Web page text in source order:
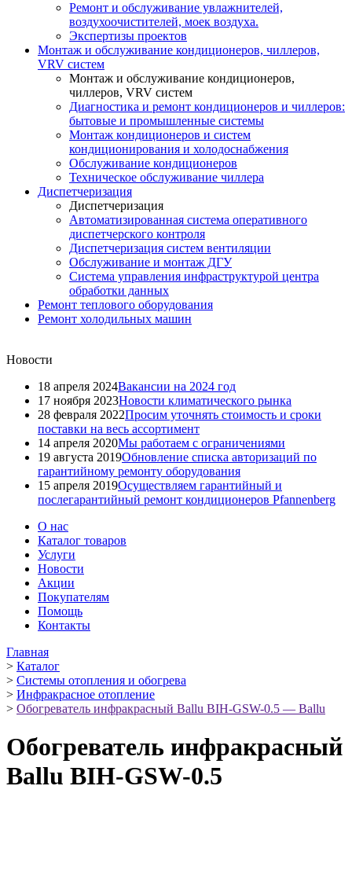
Ремонт и обслуживание увлажнителей,
воздухоочистителей, моек воздуха.
Экспертизы проектов
Монтаж и обслуживание кондиционеров, чиллеров,
VRV систем
Монтаж и обслуживание кондиционеров,
чиллеров, VRV систем
Диагностика и ремонт кондиционеров и чиллеров:
бытовые и промышленные системы
Монтаж кондиционеров и систем
кондиционирования и холодоснабжения
Обслуживание кондиционеров
Техническое обслуживание чиллера
Диспетчеризация
Диспетчеризация
Автоматизированная система оперативного
диспетчерского контроля
Диспетчеризация систем вентиляции
Обслуживание и монтаж ДГУ
Система управления инфраструктурой центра
обработки данных
Ремонт теплового оборудования
Ремонт холодильных машин
Новости
18 апреля 2024Вакансии на 2024 год
17 ноября 2023Новости климатического рынка
28 февраля 2022Просим уточнять стоимость и сроки
поставки на весь ассортимент
14 апреля 2020Мы работаем с ограничениями
19 августа 2019Обновление списка авторизаций по
гарантийному ремонту оборудования
15 апреля 2019Осуществляем гарантийный и
послегарантийный ремонт кондиционеров Pfannenberg
О нас
Каталог товаров
Услуги
Новости
Акции
Покупателям
Помощь
Контакты
Главная
> Каталог
> Системы отопления и обогрева
> Инфракрасное отопление
> Обогреватель инфракрасный Ballu BIH-GSW-0.5 — Ballu
Обогреватель инфракрасный
Ballu BIH-GSW-0.5